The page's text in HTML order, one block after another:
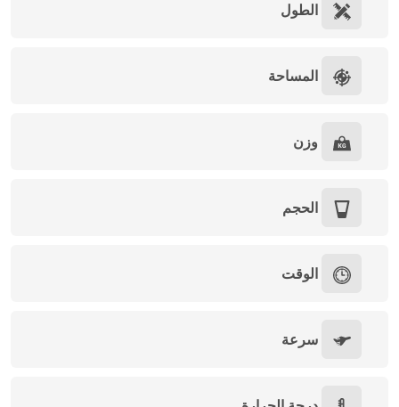
الطول
المساحة
وزن
الحجم
الوقت
سرعة